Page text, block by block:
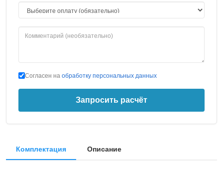
Согласен на обработку персональных данных
Запросить расчёт
Комплектация Описание